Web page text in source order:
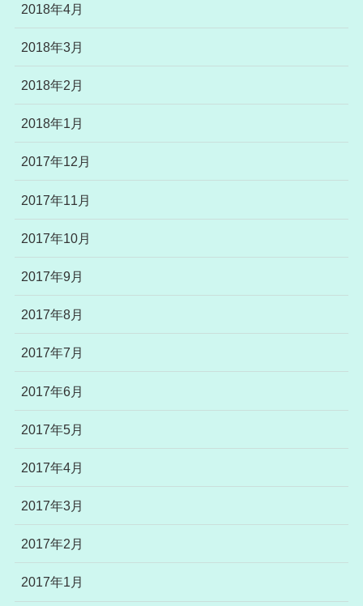
2018年4月
2018年3月
2018年2月
2018年1月
2017年12月
2017年11月
2017年10月
2017年9月
2017年8月
2017年7月
2017年6月
2017年5月
2017年4月
2017年3月
2017年2月
2017年1月